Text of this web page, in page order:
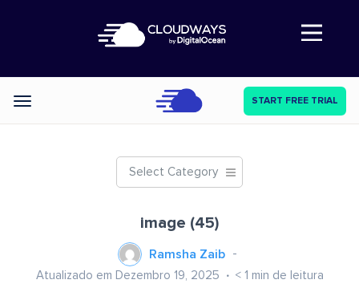
Abre a navegação
Categories START FREE TRIAL
Select Category
image (45)
Ramsha Zaib
Atualizado em Dezembro 19, 2025 < 1 min de leitura